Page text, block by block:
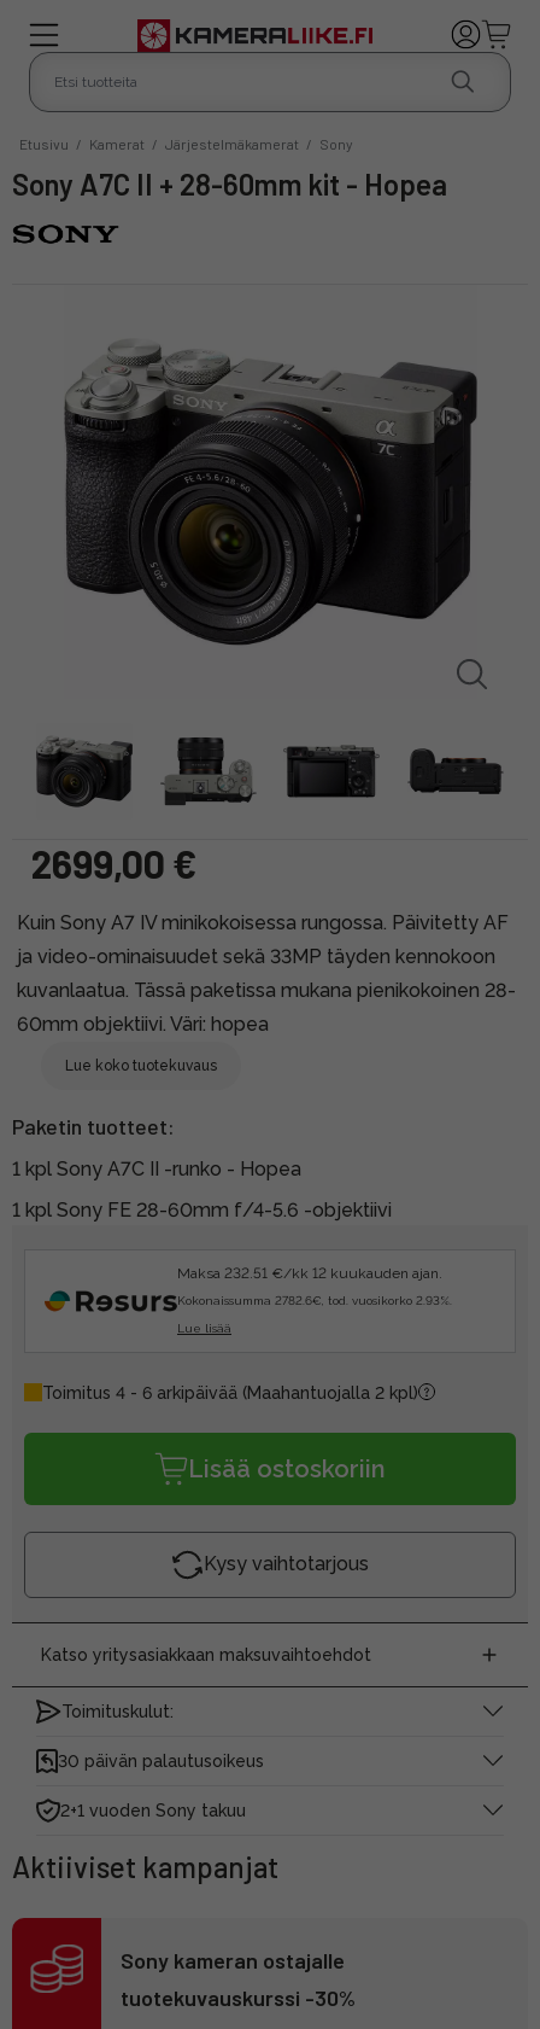
Etusivu / Kamerat / Järjestelmäkamerat / Sony
Sony A7C II + 28-60mm kit - Hopea
2699,00 €
Kuin Sony A7 IV minikokoisessa rungossa. Päivitetty AF
ja video-ominaisuudet sekä 33MP täyden kennokoon
kuvanlaatua. Tässä paketissa mukana pienikokoinen 28-
60mm objektiivi. Väri: hopea
Lue koko tuotekuvaus
Paketin tuotteet:
1 kpl Sony A7C II -runko - Hopea
1 kpl Sony FE 28-60mm f/4-5.6 -objektiivi
Maksa 232.51 €/kk 12 kuukauden ajan.
Kokonaissumma 2782.6€, tod. vuosikorko 2.93%.
Lue lisää
Toimitus 4 - 6 arkipäivää (Maahantuojalla 2 kpl)
Lisää ostoskoriin
Kysy vaihtotarjous
Katso yritysasiakkaan maksuvaihtoehdot
Toimituskulut:
30 päivän palautusoikeus
2+1 vuoden Sony takuu
Aktiiviset kampanjat
Sony kameran ostajalle
tuotekuvauskurssi -30%